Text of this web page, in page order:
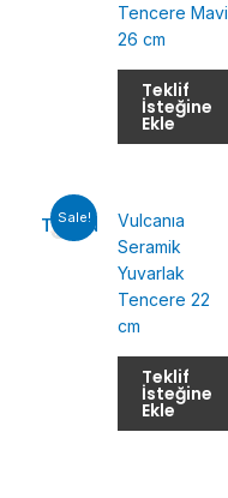
Tencere Mavi
26 cm
Teklif
İsteğine
Ekle
Sale!
TÜKENMIŞVulcanıa
Seramik
Yuvarlak
Tencere 22
cm
Teklif
İsteğine
Ekle